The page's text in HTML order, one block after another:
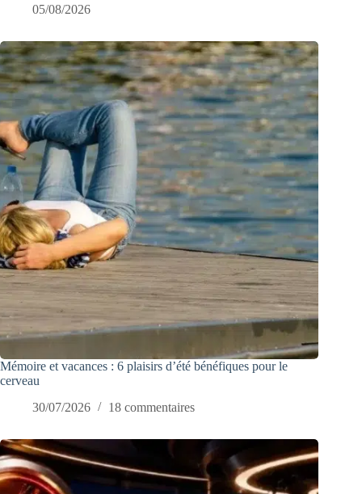
05/08/2026
Mémoire et vacances : 6 plaisirs d’été bénéfiques pour le
cerveau
30/07/2026
18 commentaires